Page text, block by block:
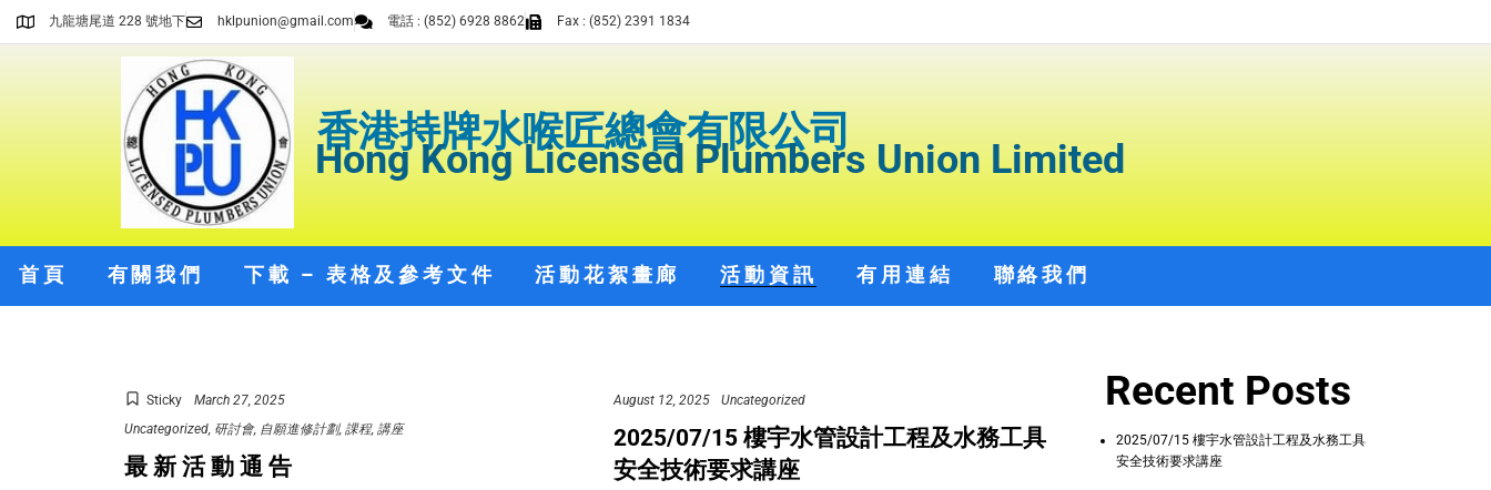
九龍塘尾道 228 號地下 hklpunion@gmail.com 電話 : (852) 6928 8862 Fax : (852) 2391 1834
香港持牌水喉匠總會有限公司
Hong Kong Licensed Plumbers Union Limited
首頁 有關我們 下載 – 表格及參考文件 活動花絮畫廊 活動資訊 有用連結 聯絡我們
Sticky
March 27, 2025
Uncategorized 研討會 自願進修計劃 課程 講座
最 新 活 動 通 告
August 12, 2025 Uncategorized
2025/07/15 樓宇水管設計工程及水務工具
安全技術要求講座
Recent Posts
2025/07/15 樓宇水管設計工程及水務工具
安全技術要求講座